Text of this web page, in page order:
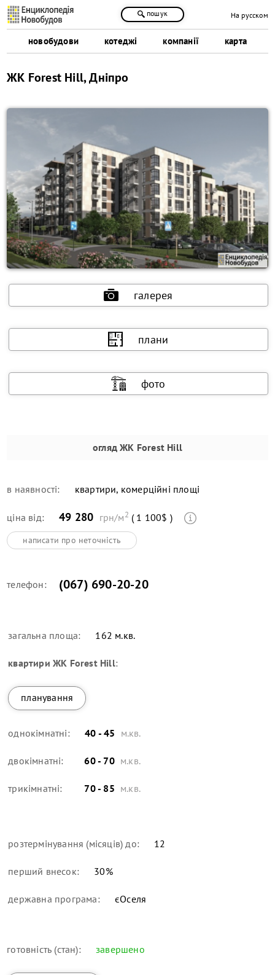
новобудови котеджі компанії карта
пошук На русском
ЖК Forest Hill, Дніпро
галерея
плани
фото
огляд ЖК Forest Hill
в наявності: квартири, комерційні площі
ціна від: 49 280 грн/м2 ( 1 100$ )
написати про неточність
телефон: (067) 690-20-20
загальна площа: 162 м.кв.
квартири ЖК Forest Hill:
планування
однокімнатні: 40 - 45 м.кв.
двокімнатні: 60 - 70 м.кв.
трикімнатні: 70 - 85 м.кв.
розтермінування (місяців) до: 12
перший внесок: 30%
державна програма: єОселя
готовність (стан): завершено